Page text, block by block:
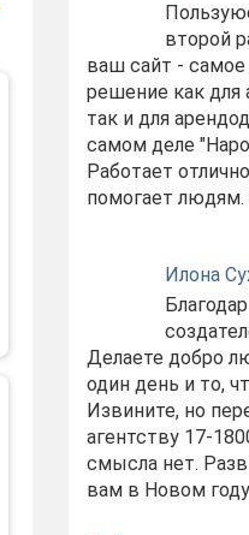
второй
ваш сайт -
решение как для
так и для
самом деле
Работает
помогает людям.
Илона
Делаете добро
один день и то,
Извините, но
агентству 17-
смысла нет.
вам в Новом